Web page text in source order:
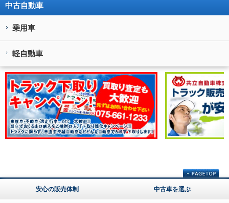
中古自動車
乗用車
軽自動車
安心の販売体制 中古車を選ぶ